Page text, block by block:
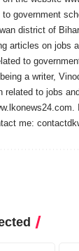
government
district of
articles on jobs
to
a writer,
related to jobs
me: